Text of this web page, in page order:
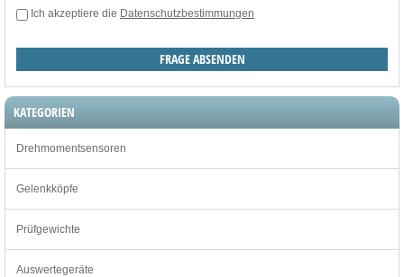
Ich akzeptiere die Datenschutzbestimmungen
KATEGORIEN
Drehmomentsensoren
Gelenkköpfe
Prüfgewichte
Auswertegeräte